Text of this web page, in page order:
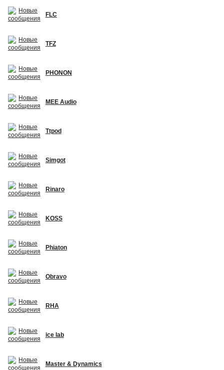
FLC
TFZ
PHONON
MEE Audio
Ttpod
Simgot
Rinaro
KOSS
Phiaton
Obravo
RHA
ice lab
Master & Dynamics